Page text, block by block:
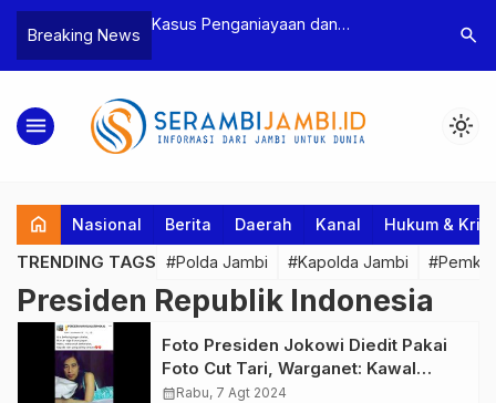
Breaking News
Bea Cukai
Pelaku beserta
dan 146 Gram
Kasus Penganiayaan dan
Tebo Tetapkan Dua Tersangka
Polres
Dua
search
menu light_mode
home Nasional Berita Daerah Kanal Hukum &
TRENDING TAGS #Polda Jambi #Kapolda Jambi
Presiden Republik Indonesia
Foto Presiden Jokowi Diedit Pakai
Foto Cut Tari, Warganet: Kawal
Sampai Pakai Baju Orange
calendar_monthRabu, 7 Agt 2024